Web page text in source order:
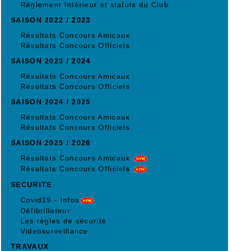
Règlement Intérieur et statuts du Club
SAISON 2022 / 2023
Résultats Concours Amicaux
Résultats Concours Officiels
SAISON 2023 / 2024
Résultats Concours Amicaux
Résultats Concours Officiels
SAISON 2024 / 2025
Résultats Concours Amicaux
Résultats Concours Officiels
SAISON 2025 / 2026
Résultats Concours Amicaux
Résultats Concours Officiels
SECURITE
Covid19 - Infos
Défibrillateur
Les règles de sécurité
Videosurveillance
TRAVAUX